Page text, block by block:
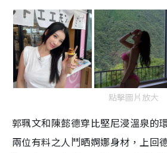
點擊圖片放大
郭珮文和陳懿德穿比堅尼浸溫泉的
兩位有料之人鬥晒婀娜身材，上回